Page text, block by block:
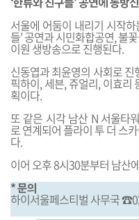
서울에 어둠이 내리기 시작
들’ 공연과 시민화합공연, 불
이원 생방송으로 진행된다.
신동엽과 최윤영의 사회로
픽하이, 세븐, 쥬얼리, 이효리
획이다.
또 같은 시각 남산 N 서울타
로 연계되어 플라이 투 더 스
다.
이어 오후 8시30분부터 남산
* 문의
하이서울페스티벌 사무국